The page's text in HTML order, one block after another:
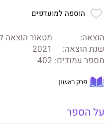
הוספה למועדפים
הוצאה:
מטאור הוצאה
שנת הוצאה:
2021
מספר עמודים: 402
פרק ראשון
על הספר